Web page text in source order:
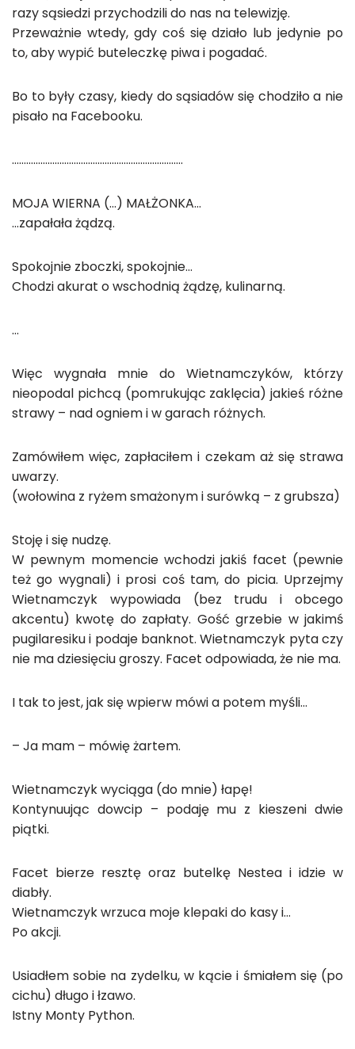
razy sąsiedzi przychodzili do nas na telewizję.
Przeważnie wtedy, gdy coś się działo lub jedynie po
to, aby wypić buteleczkę piwa i pogadać.
Bo to były czasy, kiedy do sąsiadów się chodziło a nie
pisało na Facebooku.
………………………………………………………………
MOJA WIERNA (…) MAŁŻONKA…
…zapałała żądzą.
Spokojnie zboczki, spokojnie…
Chodzi akurat o wschodnią żądzę, kulinarną.
…
Więc wygnała mnie do Wietnamczyków, którzy
nieopodal pichcą (pomrukując zaklęcia) jakieś różne
strawy – nad ogniem i w garach różnych.
Zamówiłem więc, zapłaciłem i czekam aż się strawa
uwarzy.
(wołowina z ryżem smażonym i surówką – z grubsza)
Stoję i się nudzę.
W pewnym momencie wchodzi jakiś facet (pewnie
też go wygnali) i prosi coś tam, do picia. Uprzejmy
Wietnamczyk wypowiada (bez trudu i obcego
akcentu) kwotę do zapłaty. Gość grzebie w jakimś
pugilaresiku i podaje banknot. Wietnamczyk pyta czy
nie ma dziesięciu groszy. Facet odpowiada, że nie ma.
I tak to jest, jak się wpierw mówi a potem myśli…
– Ja mam – mówię żartem.
Wietnamczyk wyciąga (do mnie) łapę!
Kontynuując dowcip – podaję mu z kieszeni dwie
piątki.
Facet bierze resztę oraz butelkę Nestea i idzie w
diabły.
Wietnamczyk wrzuca moje klepaki do kasy i…
Po akcji.
Usiadłem sobie na zydelku, w kącie i śmiałem się (po
cichu) długo i łzawo.
Istny Monty Python.